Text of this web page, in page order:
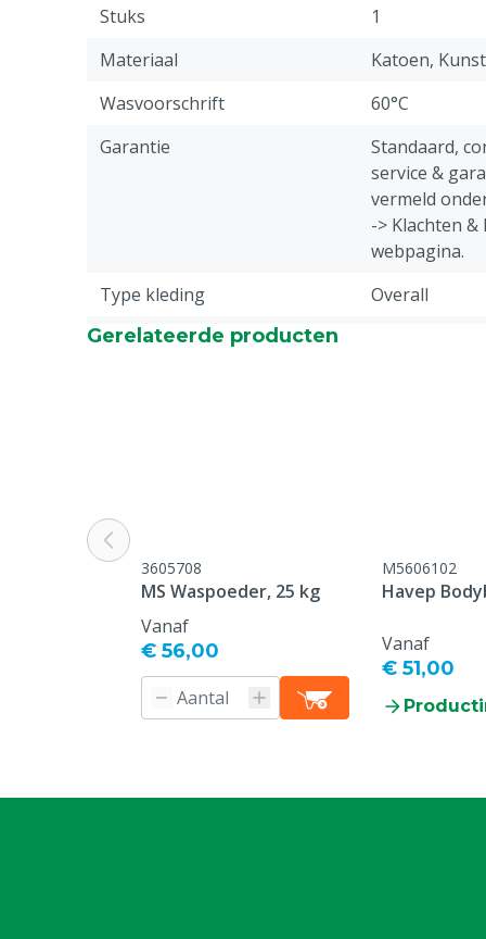
Stuks
1
Materiaal
Katoen,
Wasvoorschrift
60°C
Garantie
Standaard,
service &
vermeld
-> Klachten
webpagina.
Type kleding
Overall
Diergroep
Kleur
Kledingmaat
M
Gerelateerde producten
3605708
MS Waspoeder, 25 kg
Vanaf
€ 56,00
M5606102
Havep
Vanaf
€ 51,00